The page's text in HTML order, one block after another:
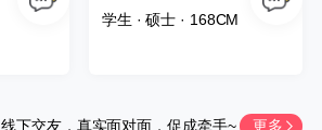
学生 · 硕士 · 168CM
线下交友，真实面对面，促成牵手~ 更多